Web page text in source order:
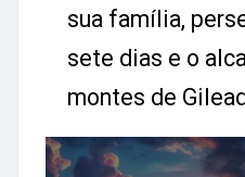
sua família,
sete dias e o
montes de